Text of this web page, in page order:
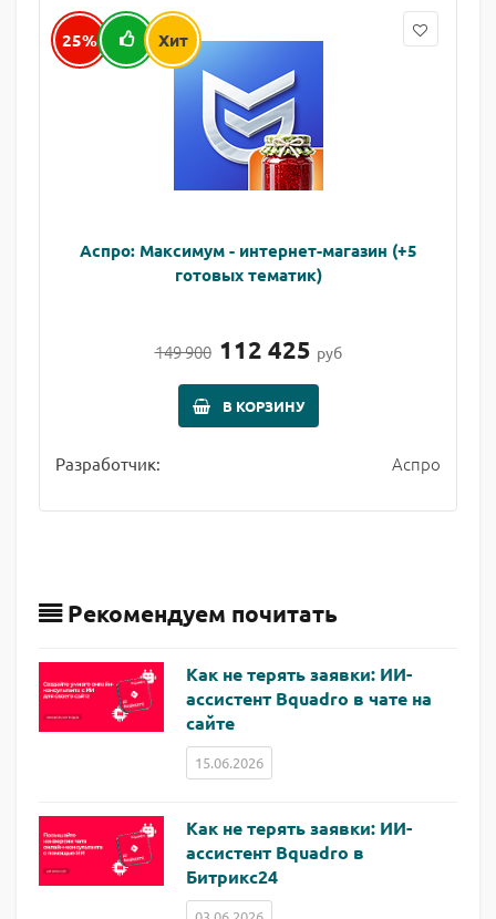
25% Хит
Аспро: Максимум - интернет-магазин (+5
готовых тематик)
149 900 112 425 руб
В КОРЗИНУ
Разработчик: Аспро
Рекомендуем почитать
Как не терять заявки: ИИ-
ассистент Bquadro в чате на
сайте
15.06.2026
Как не терять заявки: ИИ-
ассистент Bquadro в
Битрикс24